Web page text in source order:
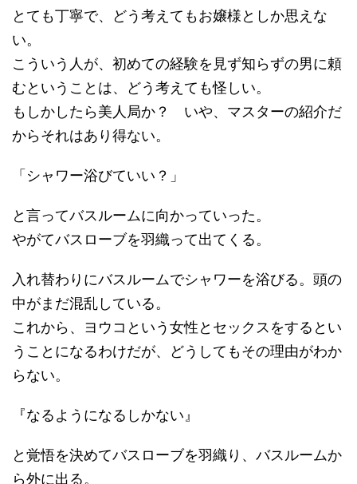
とても丁寧で、どう考えてもお嬢様としか思えな
い。
こういう人が、初めての経験を見ず知らずの男に頼
むということは、どう考えても怪しい。
もしかしたら美人局か？ いや、マスターの紹介だ
からそれはあり得ない。
「シャワー浴びていい？」
と言ってバスルームに向かっていった。
やがてバスローブを羽織って出てくる。
入れ替わりにバスルームでシャワーを浴びる。頭の
中がまだ混乱している。
これから、ヨウコという女性とセックスをするとい
うことになるわけだが、どうしてもその理由がわか
らない。
『なるようになるしかない』
と覚悟を決めてバスローブを羽織り、バスルームか
ら外に出る。